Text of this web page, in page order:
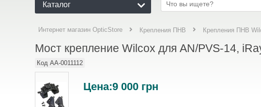
Каталог
Интернет магазин OpticStore Крепления ПНВ Крепления ПНВ
Мост крепление Wilcox для AN/PVS-14,
Код AA-0011112
Цена:9 000 грн